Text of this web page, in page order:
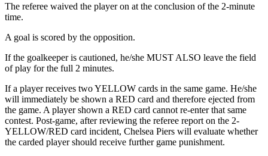
The referee waived the player on at the conclusion of the 2-minute
time.​​​​‌ ‍ ​‍​‍‌‍ ‌ ​‍‌‍‍‌‌‍‌ ‌‍‍‌‌‍ ‍​‍​‍​ ‍‍​‍​‍‌ ​ ‌‍​‌‌‍ ‍‌‍‍‌‌ ‌​‌ ‍‌​‍ ‍‌‍‍‌‌‍ ​‍​‍​‍ ​​‍​‍‌‍‍​‌ ​‍‌‍‌‌‌‍‌‍​‍​‍​ ‍‍​‍​‍‌‍‍​‌ ‌​‌ ‌​‌ ​​‌ ​ ​ ‍‍​‍ ​‍ ‌‍​ ‌‍‍​‌‍‌‌‌‍ ​‌ ​ ‌‍‌‌‌‍​‌‌ ​​‌‍‍‌‌‍‌‌‌ ​‍‌ ​ ​‍ ‍‌ ​ ‌‍​‌‌‍ ‍‌‍‍‌‌ ‌​‌ ‍‌​‍ ‍‌ ​ ‌ ‌​‌ ‌‌‌‍‌​‌‍‍‌‌‍ ​‍ ‌‍‍‌‌‍ ‍‌ ‌​‌‍‌‌‌‍ ‍‌ ‌​​‍ ‌‍‌‌‌‍‌​‌‍‍‌‌ ‌​​‍ ‌‍ ‌‌‍ ‌‍‌​‌‍‌‌​ ‌‌ ​​‌ ​‍‌‍‌‌‌ ​ ‌‍‌‌‌‍ ‍‌ ‌​‌‍​‌‌ ‌​‌‍‍‌‌‍ ‌‍ ‍​ ‍ ‌‍‍‌‌‍‌​​ ‌‌‍​‍​ ‌‌​ ‍​​ ‍‌​ ​‌​ ‍​‌‍‌‍​ ‍​​‍ ‌‌‍​‌‌‍​ ​ ‍​​ ‌​​‍ ‌​ ‌​​ ‌ ‌‍​‍​ ​‌​‍ ‌​ ‍​​ ​​​ ‌‌‌‍‌​​‍ ‌​ ​​​ ‌ ​ ​‌‌‍‌‍​ ​‌​ ‌‌​ ‍​​ ‍‌​ ‍​​ ‌‌​ ‌‌​ ​​​ ‍ ‌ ‌​‌ ‍‌‌ ​​‌‍‌‌​ ‌‌‍‌‍‌‍​‌‌ ​‌​ ‍ ‌ ​​‌‍​‌‌ ‌​‌‍‍​​ ‌‌ ​‍‌‍‍‌‌‍​ ‌‍‍​‌‌‌​‌‍‌‌‌ ‍​‌ ‌​​‍‌‌​ ‌‌‌​​‍‌‌ ‌‍‍ ‌‍‌‌‌ ‍‌​‍‌‌​ ​ ‌​‌​​‍‌‌​ ​ ‌​‌​​‍‌‌​ ​‍​ ​‍‌‍‌​​ ‍‌‌‍​ ‌‍​‌​ ‌​​ ‌ ‌‍‌‌​ ‌‍‌‍​ ​ ​ ​ ​​‌‍​ ​‍‌‌​ ​‍​ ​‍​‍‌‌​ ‌‌‌​‌​​‍ ‍‌‍​ ‌‍‍​‌‍‍‌‌‍ ​‌‍‌​‌ ​‍‌‍‌‌‌‍ ‍​‍‌‌​ ‌‌‌​​‍‌‌ ‌‍‍ ‌‍‌‌‌ ‍‌​‍‌‌​ ​ ‌​‌​​‍‌‌​ ​ ‌​‌​​‍‌‌​ ​‍​ ​‍‌‍‌‌​ ‍​‌‍​ ‌‍​‌​ ​ ​ ‍‌​ ‌‍‌‍‌‌​ ​​​ ‌‍​ ‌ ​ ‍​​‍‌‌​ ​‍​ ​‍​‍‌‌​ ‌‌‌​‌​​‍ ‍‌ ‌​‌‍‌‌‌ ‍​‌ ‌​​ ‌‍​‍‌‍​‌‌ ​ ‌‍‌‌‌‌‌‌‌ ​‍‌‍ ​​ ‌‌‍‍​‌ ‌​‌ ‌​‌ ​​‌ ​ ​‍‌‌​ ​ ‌​​‌​‍‌‌​ ​‍‌​‌‍​‍‌‌​ ​‍‌​‌‍‌‍​ ‌‍‍​‌‍‌‌‌‍ ​‌ ​ ‌‍‌‌‌‍​‌‌ ​​‌‍‍‌‌‍‌‌‌ ​‍‌ ​ ​‍ ‍‌ ​ ‌‍​‌‌‍ ‍‌‍‍‌‌ ‌​‌ ‍‌​‍ ‍‌ ​ ‌ ‌​‌ ‌‌‌‍‌​‌‍‍‌‌‍ ​‍‌‍‌‍‍‌‌‍‌​​ ‌‌‍​‍​ ‌‌​ ‍​​ ‍‌​ ​‌​ ‍​‌‍‌‍​ ‍​​‍ ‌‌‍​‌‌‍​ ​ ‍​​ ‌​​‍ ‌​ ‌​​ ‌ ‌‍​‍​ ​‌​‍ ‌​ ‍​​ ​​​ ‌‌‌‍‌​​‍ ‌​ ​​​ ‌ ​ ​‌‌‍‌‍​ ​‌​ ‌‌​ ‍​​ ‍‌​ ‍​​ ‌‌​ ‌‌​ ​​​‍‌‍‌ ‌​‌ ‍‌‌ ​​‌‍‌‌​ ‌‌‍‌‍‌‍​‌‌ ​‌​‍‌‍‌ ​​‌‍​‌‌ ‌​‌‍‍​​ ‌‌ ​‍‌‍‍‌‌‍​ ‌‍‍​‌‌‌​‌‍‌‌‌ ‍​‌ ‌​​‍‌‌​ ‌‌‌​​‍‌‌ ‌‍‍ ‌‍‌‌‌ ‍‌​‍‌‌​ ​ ‌​‌​​‍‌‌​ ​ ‌​‌​​‍‌‌​ ​‍​ ​‍‌‍‌​​ ‍‌‌‍​ ‌‍​‌​ ‌​​ ‌ ‌‍‌‌​ ‌‍‌‍​ ​ ​ ​ ​​‌‍​ ​‍‌‌​ ​‍​ ​‍​‍‌‌​ ‌‌‌​‌​​‍ ‍‌‍​ ‌‍‍​‌‍‍‌‌‍ ​‌‍‌​‌ ​‍‌‍‌‌‌‍ ‍​‍‌‌​ ‌‌‌​​‍‌‌ ‌‍‍ ‌‍‌‌‌ ‍‌​‍‌‌​ ​ ‌​‌​​‍‌‌​ ​ ‌​‌​​‍‌‌​ ​‍​ ​‍‌‍‌‌​ ‍​‌‍​ ‌‍​‌​ ​ ​ ‍‌​ ‌‍‌‍‌‌​ ​​​ ‌‍​ ‌ ​ ‍​​‍‌‌​ ​‍​ ​‍​‍‌‌​ ‌‌‌​‌​​‍ ‍‌ ‌​‌‍‌‌‌ ‍​‌ ‌​​‍‌‍‌ ​​‌‍‌‌‌ ​‍‌ ​ ‌ ​​‌‍‌‌‌‍​ ‌ ‌​‌‍‍‌‌ ‌‍‌‍‌‌​ ‌‌ ​​‌ ‌‌‌‍​‍‌‍ ​‌‍‍‌‌ ​ ‌‍‍​‌‍‌‌‌‍‌​​‍​‍‌ ‌
A goal is scored by the opposition.​​​​‌ ‍ ​‍​‍‌‍ ‌ ​‍‌‍‍‌‌‍‌ ‌‍‍‌‌‍ ‍​‍​‍​ ‍‍​‍​‍‌ ​ ‌‍​‌‌‍ ‍‌‍‍‌‌ ‌​‌ ‍‌​‍ ‍‌‍‍‌‌‍ ​‍​‍​‍ ​​‍​‍‌‍‍​‌ ​‍‌‍‌‌‌‍‌‍​‍​‍​ ‍‍​‍​‍‌‍‍​‌ ‌​‌ ‌​‌ ​​‌ ​ ​ ‍‍​‍ ​‍ ‌‍​ ‌‍‍​‌‍‌‌‌‍ ​‌ ​ ‌‍‌‌‌‍​‌‌ ​​‌‍‍‌‌‍‌‌‌ ​‍‌ ​ ​‍ ‍‌ ​ ‌‍​‌‌‍ ‍‌‍‍‌‌ ‌​‌ ‍‌​‍ ‍‌ ​ ‌ ‌​‌ ‌‌‌‍‌​‌‍‍‌‌‍ ​‍ ‌‍‍‌‌‍ ‍‌ ‌​‌‍‌‌‌‍ ‍‌ ‌​​‍ ‌‍‌‌‌‍‌​‌‍‍‌‌ ‌​​‍ ‌‍ ‌‌‍ ‌‍‌​‌‍‌‌​ ‌‌ ​​‌ ​‍‌‍‌‌‌ ​ ‌‍‌‌‌‍ ‍‌ ‌​‌‍​‌‌ ‌​‌‍‍‌‌‍ ‌‍ ‍​ ‍ ‌‍‍‌‌‍‌​​ ‌‌‍​‍​ ‌‌​ ‍​​ ‍‌​ ​‌​ ‍​‌‍‌‍​ ‍​​‍ ‌‌‍​‌‌‍​ ​ ‍​​ ‌​​‍ ‌​ ‌​​ ‌ ‌‍​‍​ ​‌​‍ ‌​ ‍​​ ​​​ ‌‌‌‍‌​​‍ ‌​ ​​​ ‌ ​ ​‌‌‍‌‍​ ​‌​ ‌‌​ ‍​​ ‍‌​ ‍​​ ‌‌​ ‌‌​ ​​​ ‍ ‌ ‌​‌ ‍‌‌ ​​‌‍‌‌​ ‌‌‍‌‍‌‍​‌‌ ​‌​ ‍ ‌ ​​‌‍​‌‌ ‌​‌‍‍​​ ‌‌ ​‍‌‍‍‌‌‍​ ‌‍‍​‌‌‌​‌‍‌‌‌ ‍​‌ ‌​​‍‌‌​ ‌‌‌​​‍‌‌ ‌‍‍ ‌‍‌‌‌ ‍‌​‍‌‌​ ​ ‌​‌​​‍‌‌​ ​ ‌​‌​​‍‌‌​ ​‍​ ​‍‌‍​ ‌‍​‍‌‍‌‌​ ‌‍​ ​​‌‍‌‌‌‍​ ​ ​‍‌‍​ ​ ​ ‌‍‌‌‌‍​‌​‍‌‌​ ​‍​ ​‍​‍‌‌​ ‌‌‌​‌​​‍ ‍‌‍​ ‌‍‍​‌‍‍‌‌‍ ​‌‍‌​‌ ​‍‌‍‌‌‌‍ ‍​‍‌‌​ ‌‌‌​​‍‌‌ ‌‍‍ ‌‍‌‌‌ ‍‌​‍‌‌​ ​ ‌​‌​​‍‌‌​ ​ ‌​‌​​‍‌‌​ ​‍​ ​‍‌‍‌‍​ ‍​​ ​​​ ‍‌​ ‌​​ ​ ​ ‌​​ ‍‌​ ​ ​ ​‌​ ​‌‌‍​‌​‍‌‌​ ​‍​ ​‍​‍‌‌​ ‌‌‌​‌​​‍ ‍‌ ‌​‌‍‌‌‌ ‍​‌ ‌​​ ‌‍​‍‌‍​‌‌ ​ ‌‍‌‌‌‌‌‌‌ ​‍‌‍ ​​ ‌‌‍‍​‌ ‌​‌ ‌​‌ ​​‌ ​ ​‍‌‌​ ​ ‌​​‌​‍‌‌​ ​‍‌​‌‍​‍‌‌​ ​‍‌​‌‍‌‍​ ‌‍‍​‌‍‌‌‌‍ ​‌ ​ ‌‍‌‌‌‍​‌‌ ​​‌‍‍‌‌‍‌‌‌ ​‍‌ ​ ​‍ ‍‌ ​ ‌‍​‌‌‍ ‍‌‍‍‌‌ ‌​‌ ‍‌​‍ ‍‌ ​ ‌ ‌​‌ ‌‌‌‍‌​‌‍‍‌‌‍ ​‍‌‍‌‍‍‌‌‍‌​​ ‌‌‍​‍​ ‌‌​ ‍​​ ‍‌​ ​‌​ ‍​‌‍‌‍​ ‍​​‍ ‌‌‍​‌‌‍​ ​ ‍​​ ‌​​‍ ‌​ ‌​​ ‌ ‌‍​‍​ ​‌​‍ ‌​ ‍​​ ​​​ ‌‌‌‍‌​​‍ ‌​ ​​​ ‌ ​ ​‌‌‍‌‍​ ​‌​ ‌‌​ ‍​​ ‍‌​ ‍​​ ‌‌​ ‌‌​ ​​​‍‌‍‌ ‌​‌ ‍‌‌ ​​‌‍‌‌​ ‌‌‍‌‍‌‍​‌‌ ​‌​‍‌‍‌ ​​‌‍​‌‌ ‌​‌‍‍​​ ‌‌ ​‍‌‍‍‌‌‍​ ‌‍‍​‌‌‌​‌‍‌‌‌ ‍​‌ ‌​​‍‌‌​ ‌‌‌​​‍‌‌ ‌‍‍ ‌‍‌‌‌ ‍‌​‍‌‌​ ​ ‌​‌​​‍‌‌​ ​ ‌​‌​​‍‌‌​ ​‍​ ​‍‌‍​ ‌‍​‍‌‍‌‌​ ‌‍​ ​​‌‍‌‌‌‍​ ​ ​‍‌‍​ ​ ​ ‌‍‌‌‌‍​‌​‍‌‌​ ​‍​ ​‍​‍‌‌​ ‌‌‌​‌​​‍ ‍‌‍​ ‌‍‍​‌‍‍‌‌‍ ​‌‍‌​‌ ​‍‌‍‌‌‌‍ ‍​‍‌‌​ ‌‌‌​​‍‌‌ ‌‍‍ ‌‍‌‌‌ ‍‌​‍‌‌​ ​ ‌​‌​​‍‌‌​ ​ ‌​‌​​‍‌‌​ ​‍​ ​‍‌‍‌‍​ ‍​​ ​​​ ‍‌​ ‌​​ ​ ​ ‌​​ ‍‌​ ​ ​ ​‌​ ​‌‌‍​‌​‍‌‌​ ​‍​ ​‍​‍‌‌​ ‌‌‌​‌​​‍ ‍‌ ‌​‌‍‌‌‌ ‍​‌ ‌​​‍‌‍‌ ​​‌‍‌‌‌ ​‍‌ ​ ‌ ​​‌‍‌‌‌‍​ ‌ ‌​‌‍‍‌‌ ‌‍‌‍‌‌​ ‌‌ ​​‌ ‌‌‌‍​‍‌‍ ​‌‍‍‌‌ ​ ‌‍‍​‌‍‌‌‌‍‌​​‍​‍‌ ‌
If the goalkeeper is cautioned, he/she MUST ALSO leave the field
of play for the full 2 minutes.​​​​‌ ‍ ​‍​‍‌‍ ‌ ​‍‌‍‍‌‌‍‌ ‌‍‍‌‌‍ ‍​‍​‍​ ‍‍​‍​‍‌ ​ ‌‍​‌‌‍ ‍‌‍‍‌‌ ‌​‌ ‍‌​‍ ‍‌‍‍‌‌‍ ​‍​‍​‍ ​​‍​‍‌‍‍​‌ ​‍‌‍‌‌‌‍‌‍​‍​‍​ ‍‍​‍​‍‌‍‍​‌ ‌​‌ ‌​‌ ​​‌ ​ ​ ‍‍​‍ ​‍ ‌‍​ ‌‍‍​‌‍‌‌‌‍ ​‌ ​ ‌‍‌‌‌‍​‌‌ ​​‌‍‍‌‌‍‌‌‌ ​‍‌ ​ ​‍ ‍‌ ​ ‌‍​‌‌‍ ‍‌‍‍‌‌ ‌​‌ ‍‌​‍ ‍‌ ​ ‌ ‌​‌ ‌‌‌‍‌​‌‍‍‌‌‍ ​‍ ‌‍‍‌‌‍ ‍‌ ‌​‌‍‌‌‌‍ ‍‌ ‌​​‍ ‌‍‌‌‌‍‌​‌‍‍‌‌ ‌​​‍ ‌‍ ‌‌‍ ‌‍‌​‌‍‌‌​ ‌‌ ​​‌ ​‍‌‍‌‌‌ ​ ‌‍‌‌‌‍ ‍‌ ‌​‌‍​‌‌ ‌​‌‍‍‌‌‍ ‌‍ ‍​ ‍ ‌‍‍‌‌‍‌​​ ‌‌‍​‍​ ‌‌​ ‍​​ ‍‌​ ​‌​ ‍​‌‍‌‍​ ‍​​‍ ‌‌‍​‌‌‍​ ​ ‍​​ ‌​​‍ ‌​ ‌​​ ‌ ‌‍​‍​ ​‌​‍ ‌​ ‍​​ ​​​ ‌‌‌‍‌​​‍ ‌​ ​​​ ‌ ​ ​‌‌‍‌‍​ ​‌​ ‌‌​ ‍​​ ‍‌​ ‍​​ ‌‌​ ‌‌​ ​​​ ‍ ‌ ‌​‌ ‍‌‌ ​​‌‍‌‌​ ‌‌‍‌‍‌‍​‌‌ ​‌​ ‍ ‌ ​​‌‍​‌‌ ‌​‌‍‍​​ ‌‌ ​‍‌‍‍‌‌‍​ ‌‍‍​‌‌‌​‌‍‌‌‌ ‍​‌ ‌​​‍‌‌​ ‌‌‌​​‍‌‌ ‌‍‍ ‌‍‌‌‌ ‍‌​‍‌‌​ ​ ‌​‌​​‍‌‌​ ​ ‌​‌​​‍‌‌​ ​‍​ ​‍​ ‌​​ ‍‌‌‍‌‌‌‍‌‍​ ‌‌​ ​ ​ ‌​​ ‌‌​ ‌‌​ ‌‍​ ‌ ​ ‌‌​‍‌‌​ ​‍​ ​‍​‍‌‌​ ‌‌‌​‌​​‍ ‍‌‍​ ‌‍‍​‌‍‍‌‌‍ ​‌‍‌​‌ ​‍‌‍‌‌‌‍ ‍​‍‌‌​ ‌‌‌​​‍‌‌ ‌‍‍ ‌‍‌‌‌ ‍‌​‍‌‌​ ​ ‌​‌​​‍‌‌​ ​ ‌​‌​​‍‌‌​ ​‍​ ​‍​ ​‍‌‍‌‍​ ‌ ​ ‌‌​ ​ ​ ‌‌‌‍‌‌​ ‍​​ ‌‌​ ‍​​ ​ ​ ‌ ​‍‌‌​ ​‍​ ​‍​‍‌‌​ ‌‌‌​‌​​‍ ‍‌ ‌​‌‍‌‌‌ ‍​‌ ‌​​ ‌‍​‍‌‍​‌‌ ​ ‌‍‌‌‌‌‌‌‌ ​‍‌‍ ​​ ‌‌‍‍​‌ ‌​‌ ‌​‌ ​​‌ ​ ​‍‌‌​ ​ ‌​​‌​‍‌‌​ ​‍‌​‌‍​‍‌‌​ ​‍‌​‌‍‌‍​ ‌‍‍​‌‍‌‌‌‍ ​‌ ​ ‌‍‌‌‌‍​‌‌ ​​‌‍‍‌‌‍‌‌‌ ​‍‌ ​ ​‍ ‍‌ ​ ‌‍​‌‌‍ ‍‌‍‍‌‌ ‌​‌ ‍‌​‍ ‍‌ ​ ‌ ‌​‌ ‌‌‌‍‌​‌‍‍‌‌‍ ​‍‌‍‌‍‍‌‌‍‌​​ ‌‌‍​‍​ ‌‌​ ‍​​ ‍‌​ ​‌​ ‍​‌‍‌‍​ ‍​​‍ ‌‌‍​‌‌‍​ ​ ‍​​ ‌​​‍ ‌​ ‌​​ ‌ ‌‍​‍​ ​‌​‍ ‌​ ‍​​ ​​​ ‌‌‌‍‌​​‍ ‌​ ​​​ ‌ ​ ​‌‌‍‌‍​ ​‌​ ‌‌​ ‍​​ ‍‌​ ‍​​ ‌‌​ ‌‌​ ​​​‍‌‍‌ ‌​‌ ‍‌‌ ​​‌‍‌‌​ ‌‌‍‌‍‌‍​‌‌ ​‌​‍‌‍‌ ​​‌‍​‌‌ ‌​‌‍‍​​ ‌‌ ​‍‌‍‍‌‌‍​ ‌‍‍​‌‌‌​‌‍‌‌‌ ‍​‌ ‌​​‍‌‌​ ‌‌‌​​‍‌‌ ‌‍‍ ‌‍‌‌‌ ‍‌​‍‌‌​ ​ ‌​‌​​‍‌‌​ ​ ‌​‌​​‍‌‌​ ​‍​ ​‍​ ‌​​ ‍‌‌‍‌‌‌‍‌‍​ ‌‌​ ​ ​ ‌​​ ‌‌​ ‌‌​ ‌‍​ ‌ ​ ‌‌​‍‌‌​ ​‍​ ​‍​‍‌‌​ ‌‌‌​‌​​‍ ‍‌‍​ ‌‍‍​‌‍‍‌‌‍ ​‌‍‌​‌ ​‍‌‍‌‌‌‍ ‍​‍‌‌​ ‌‌‌​​‍‌‌ ‌‍‍ ‌‍‌‌‌ ‍‌​‍‌‌​ ​ ‌​‌​​‍‌‌​ ​ ‌​‌​​‍‌‌​ ​‍​ ​‍​ ​‍‌‍‌‍​ ‌ ​ ‌‌​ ​ ​ ‌‌‌‍‌‌​ ‍​​ ‌‌​ ‍​​ ​ ​ ‌ ​‍‌‌​ ​‍​ ​‍​‍‌‌​ ‌‌‌​‌​​‍ ‍‌ ‌​‌‍‌‌‌ ‍​‌ ‌​​‍‌‍‌ ​​‌‍‌‌‌ ​‍‌ ​ ‌ ​​‌‍‌‌‌‍​ ‌ ‌​‌‍‍‌‌ ‌‍‌‍‌‌​ ‌‌ ​​‌ ‌‌‌‍​‍‌‍ ​‌‍‍‌‌ ​ ‌‍‍​‌‍‌‌‌‍‌​​‍​‍‌ ‌
If a player receives two YELLOW cards in the same game. He/she
will immediately be shown a RED card and therefore ejected from
the game. A player shown a RED card cannot re-enter that same
contest. Post-game, after reviewing the referee report on the 2-
YELLOW/RED card incident, Chelsea Piers will evaluate whether
the carded player should receive further game punishment.​​​​‌ ‍ ​‍​‍‌‍ ‌ ​‍‌‍‍‌‌‍‌ ‌‍‍‌‌‍ ‍​‍​‍​ ‍‍​‍​‍‌ ​ ‌‍​‌‌‍ ‍‌‍‍‌‌ ‌​‌ ‍‌​‍ ‍‌‍‍‌‌‍ ​‍​‍​‍ ​​‍​‍‌‍‍​‌ ​‍‌‍‌‌‌‍‌‍​‍​‍​ ‍‍​‍​‍‌‍‍​‌ ‌​‌ ‌​‌ ​​‌ ​ ​ ‍‍​‍ ​‍ ‌‍​ ‌‍‍​‌‍‌‌‌‍ ​‌ ​ ‌‍‌‌‌‍​‌‌ ​​‌‍‍‌‌‍‌‌‌ ​‍‌ ​ ​‍ ‍‌ ​ ‌‍​‌‌‍ ‍‌‍‍‌‌ ‌​‌ ‍‌​‍ ‍‌ ​ ‌ ‌​‌ ‌‌‌‍‌​‌‍‍‌‌‍ ​‍ ‌‍‍‌‌‍ ‍‌ ‌​‌‍‌‌‌‍ ‍‌ ‌​​‍ ‌‍‌‌‌‍‌​‌‍‍‌‌ ‌​​‍ ‌‍ ‌‌‍ ‌‍‌​‌‍‌‌​ ‌‌ ​​‌ ​‍‌‍‌‌‌ ​ ‌‍‌‌‌‍ ‍‌ ‌​‌‍​‌‌ ‌​‌‍‍‌‌‍ ‌‍ ‍​ ‍ ‌‍‍‌‌‍‌​​ ‌‌‍​‍​ ‌‌​ ‍​​ ‍‌​ ​‌​ ‍​‌‍‌‍​ ‍​​‍ ‌‌‍​‌‌‍​ ​ ‍​​ ‌​​‍ ‌​ ‌​​ ‌ ‌‍​‍​ ​‌​‍ ‌​ ‍​​ ​​​ ‌‌‌‍‌​​‍ ‌​ ​​​ ‌ ​ ​‌‌‍‌‍​ ​‌​ ‌‌​ ‍​​ ‍‌​ ‍​​ ‌‌​ ‌‌​ ​​​ ‍ ‌ ‌​‌ ‍‌‌ ​​‌‍‌‌​ ‌‌‍‌‍‌‍​‌‌ ​‌​ ‍ ‌ ​​‌‍​‌‌ ‌​‌‍‍​​ ‌‌ ​‍‌‍‍‌‌‍​ ‌‍‍​‌‌‌​‌‍‌‌‌ ‍​‌ ‌​​‍‌‌​ ‌‌‌​​‍‌‌ ‌‍‍ ‌‍‌‌‌ ‍‌​‍‌‌​ ​ ‌​‌​​‍‌‌​ ​ ‌​‌​​‍‌‌​ ​‍​ ​‍​ ‌‌‌‍​ ​ ‌‌​ ​‍‌‍‌​​ ​‌​ ‌‌​ ‌‍​ ‍​​ ​ ​ ​​​ ‍‌​‍‌‌​ ​‍​ ​‍​‍‌‌​ ‌‌‌​‌​​‍ ‍‌‍​ ‌‍‍​‌‍‍‌‌‍ ​‌‍‌​‌ ​‍‌‍‌‌‌‍ ‍​‍‌‌​ ‌‌‌​​‍‌‌ ‌‍‍ ‌‍‌‌‌ ‍‌​‍‌‌​ ​ ‌​‌​​‍‌‌​ ​ ‌​‌​​‍‌‌​ ​‍​ ​‍​ ‌​​ ‌‌​ ​ ‌‍​‌‌‍​‍​ ‍‌‌‍‌​​ ​ ​ ‌ ‌‍​ ‌‍‌‍​ ‌ ​‍‌‌​ ​‍​ ​‍​‍‌‌​ ‌‌‌​‌​​‍ ‍‌ ‌​‌‍‌‌‌ ‍​‌ ‌​​ ‌‍​‍‌‍​‌‌ ​ ‌‍‌‌‌‌‌‌‌ ​‍‌‍ ​​ ‌‌‍‍​‌ ‌​‌ ‌​‌ ​​‌ ​ ​‍‌‌​ ​ ‌​​‌​‍‌‌​ ​‍‌​‌‍​‍‌‌​ ​‍‌​‌‍‌‍​ ‌‍‍​‌‍‌‌‌‍ ​‌ ​ ‌‍‌‌‌‍​‌‌ ​​‌‍‍‌‌‍‌‌‌ ​‍‌ ​ ​‍ ‍‌ ​ ‌‍​‌‌‍ ‍‌‍‍‌‌ ‌​‌ ‍‌​‍ ‍‌ ​ ‌ ‌​‌ ‌‌‌‍‌​‌‍‍‌‌‍ ​‍‌‍‌‍‍‌‌‍‌​​ ‌‌‍​‍​ ‌‌​ ‍​​ ‍‌​ ​‌​ ‍​‌‍‌‍​ ‍​​‍ ‌‌‍​‌‌‍​ ​ ‍​​ ‌​​‍ ‌​ ‌​​ ‌ ‌‍​‍​ ​‌​‍ ‌​ ‍​​ ​​​ ‌‌‌‍‌​​‍ ‌​ ​​​ ‌ ​ ​‌‌‍‌‍​ ​‌​ ‌‌​ ‍​​ ‍‌​ ‍​​ ‌‌​ ‌‌​ ​​​‍‌‍‌ ‌​‌ ‍‌‌ ​​‌‍‌‌​ ‌‌‍‌‍‌‍​‌‌ ​‌​‍‌‍‌ ​​‌‍​‌‌ ‌​‌‍‍​​ ‌‌ ​‍‌‍‍‌‌‍​ ‌‍‍​‌‌‌​‌‍‌‌‌ ‍​‌ ‌​​‍‌‌​ ‌‌‌​​‍‌‌ ‌‍‍ ‌‍‌‌‌ ‍‌​‍‌‌​ ​ ‌​‌​​‍‌‌​ ​ ‌​‌​​‍‌‌​ ​‍​ ​‍​ ‌‌‌‍​ ​ ‌‌​ ​‍‌‍‌​​ ​‌​ ‌‌​ ‌‍​ ‍​​ ​ ​ ​​​ ‍‌​‍‌‌​ ​‍​ ​‍​‍‌‌​ ‌‌‌​‌​​‍ ‍‌‍​ ‌‍‍​‌‍‍‌‌‍ ​‌‍‌​‌ ​‍‌‍‌‌‌‍ ‍​‍‌‌​ ‌‌‌​​‍‌‌ ‌‍‍ ‌‍‌‌‌ ‍‌​‍‌‌​ ​ ‌​‌​​‍‌‌​ ​ ‌​‌​​‍‌‌​ ​‍​ ​‍​ ‌​​ ‌‌​ ​ ‌‍​‌‌‍​‍​ ‍‌‌‍‌​​ ​ ​ ‌ ‌‍​ ‌‍‌‍​ ‌ ​‍‌‌​ ​‍​ ​‍​‍‌‌​ ‌‌‌​‌​​‍ ‍‌ ‌​‌‍‌‌‌ ‍​‌ ‌​​‍‌‍‌ ​​‌‍‌‌‌ ​‍‌ ​ ‌ ​​‌‍‌‌‌‍​ ‌ ‌​‌‍‍‌‌ ‌‍‌‍‌‌​ ‌‌ ​​‌ ‌‌‌‍​‍‌‍ ​‌‍‍‌‌ ​ ‌‍‍​‌‍‌‌‌‍‌​​‍​‍‌ ‌